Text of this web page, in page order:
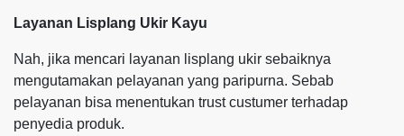
Layanan Lisplang Ukir Kayu
Nah, jika mencari layanan lisplang ukir sebaiknya
mengutamakan pelayanan yang paripurna. Sebab
pelayanan bisa menentukan trust custumer terhadap
penyedia produk.